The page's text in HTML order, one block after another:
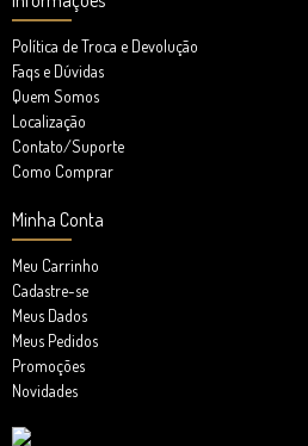
Política de Troca e Devolução
Faqs e Dúvidas
Quem Somos
Localização
Contato/Suporte
Como Comprar
Minha Conta
Meu Carrinho
Cadastre-se
Meus Dados
Meus Pedidos
Promoções
Novidades